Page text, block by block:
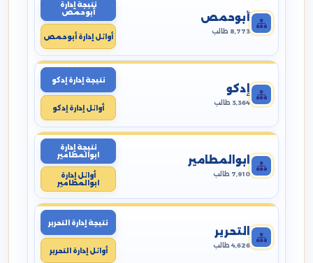
أبوحمص
8,773 طالب
نتيجة إدارة
أبوحمص
أوائل إدارة أبوحمص
إدكو
3,364 طالب
نتيجة إدارة إدكو
أوائل إدارة إدكو
ابوالمطامير
7,910 طالب
نتيجة إدارة
ابوالمطامير
أوائل إدارة
ابوالمطامير
التحرير
4,626 طالب
نتيجة إدارة التحرير
أوائل إدارة التحرير